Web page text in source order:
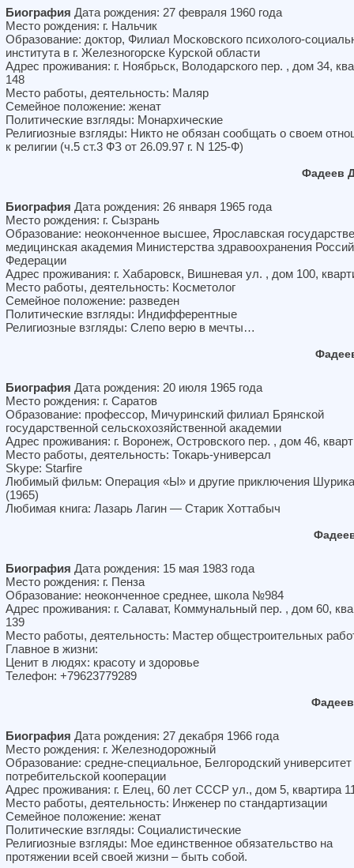
Биография Дата рождения: 27 февраля 1960 года
Место рождения: г. Нальчик
Образование: доктор, Филиал Московского психолого-
института в г. Железногорске Курской области
Адрес проживания: г. Ноябрьск, Володарского пер. , дом 34,
148
Место работы, деятельность: Маляр
Семейное положение: женат
Политические взгляды: Монархические
Религиозные взгляды: Никто не обязан сообщать о своем
к религии (ч.5 ст.3 ФЗ от 26.09.97 г. N 125-Ф)
Фадеев
Биография Дата рождения: 26 января 1965 года
Место рождения: г. Сызрань
Образование: неоконченное высшее, Ярославская
медицинская академия Министерства здравоохранения
Федерации
Адрес проживания: г. Хабаровск, Вишневая ул. , дом 100,
Место работы, деятельность: Косметолог
Семейное положение: разведен
Политические взгляды: Индифферентные
Религиозные взгляды: Слепо верю в мечты…
Биография Дата рождения: 20 июля 1965 года
Место рождения: г. Саратов
Образование: профессор, Мичуринский филиал Брянской
государственной сельскохозяйственной академии
Адрес проживания: г. Воронеж, Островского пер. , дом 46,
Место работы, деятельность: Токарь-универсал
Skype: Starfire
Любимый фильм: Операция «Ы» и другие приключения Шурика
(1965)
Любимая книга: Лазарь Лагин — Старик Хоттабыч
Биография Дата рождения: 15 мая 1983 года
Место рождения: г. Пенза
Образование: неоконченное среднее, школа №984
Адрес проживания: г. Салават, Коммунальный пер. , дом 60,
139
Место работы, деятельность: Мастер общестроительных
Главное в жизни:
Ценит в людях: красоту и здоровье
Телефон: +79623779289
Биография Дата рождения: 27 декабря 1966 года
Место рождения: г. Железнодорожный
Образование: средне-специальное, Белгородский университет
потребительской кооперации
Адрес проживания: г. Елец, 60 лет СССР ул., дом 5, квартира
Место работы, деятельность: Инженер по стандартизации
Семейное положение: женат
Политические взгляды: Социалистические
Религиозные взгляды: Мое единственное обязательство на
протяжении всей своей жизни – быть собой.